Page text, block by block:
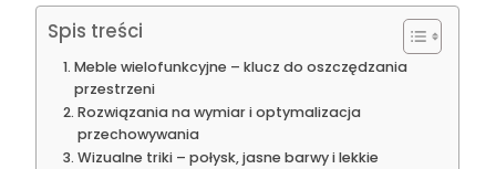
Spis treści
Meble wielofunkcyjne – klucz do oszczędzania
przestrzeni
Rozwiązania na wymiar i optymalizacja
przechowywania
Wizualne triki – połysk, jasne barwy i lekkie